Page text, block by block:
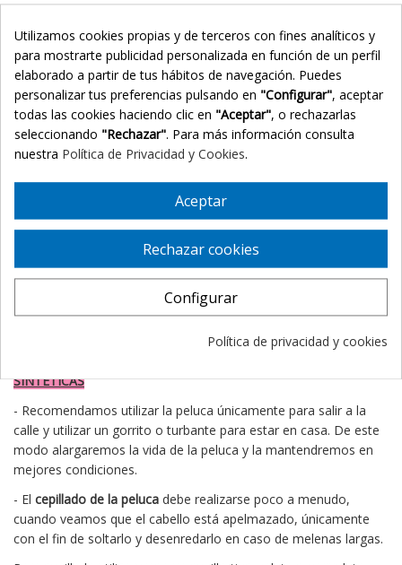
Esta disponible en diferentes tonos y efectos.
CARACTERISTICAS
Tipo de cabello:Sintético.
Características:
- ◗ Lace Front (Tul frontal invisible)
- ★★★ Monofilamento en zona de la raya
ELEGIR EL COLOR
- Con efecto raiz mas oscura
MIX - Combinación de tonalidades con efecto mechas
TIPPED- Puntas mas claras, mas marcado que el efecto
SINTÉTICAS
- Recomendamos utilizar la peluca únicamente para salir a la
calle y utilizar un gorrito o turbante para estar en casa. De este
modo alargaremos la vida de la peluca y la mantendremos en
mejores condiciones.
- El cepillado de la peluca debe realizarse poco a menudo,
cuando veamos que el cabello está apelmazado, únicamente
con el fin de soltarlo y desenredarlo en caso de melenas largas.
Utilizamos cookies propias y de terceros con fines analíticos y
para mostrarte publicidad personalizada en función de un perfil
elaborado a partir de tus hábitos de navegación. Puedes
personalizar tus preferencias pulsando en "Configurar", aceptar
todas las cookies haciendo clic en "Aceptar", o rechazarlas
seleccionando "Rechazar". Para más información consulta
nuestra Política de Privacidad y Cookies.
Aceptar
Rechazar cookies
Configurar
Política de privacidad y cookies